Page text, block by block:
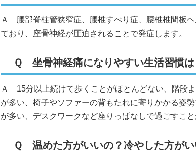
Ａ 腰部脊柱管狭窄症、腰椎すべり症、腰椎椎間板
ており、座骨神経が圧迫されることで発症します。
Ｑ 坐骨神経痛になりやすい生活習慣は
Ａ 15分以上続けて歩くことがほとんどない、階段
が多い、椅子やソファーの背もたれに寄りかかる姿
が多い、デスクワークなど座りっぱなしで過ごすこ
Ｑ 温めた方がいいの？冷やした方がい